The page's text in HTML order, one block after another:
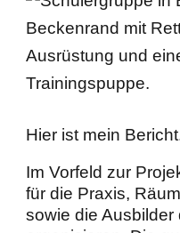
Hier ist mein
Im Vorfeld zur
für die Praxis,
sowie die Ausbilder